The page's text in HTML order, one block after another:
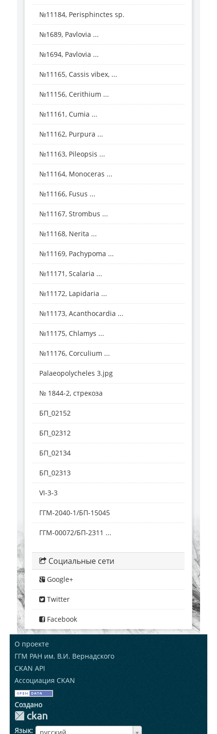
№11184, Perisphinctes sp.
№1689, Pavlovia ...
№1694, Pavlovia ...
№11165, Cassis vibex, ...
№11156, Cerithium ...
№11161, Cumia ...
№11162, Purpura ...
№11163, Pileopsis ...
№11164, Monoceras ...
№11166, Fusus ...
№11167, Strombus ...
№11168, Nerita ...
№11169, Pachypoma ...
№11171, Scalaria ...
№11172, Lapidaria ...
№11173, Acanthocardia ...
№11175, Chlamys ...
№11176, Corculium ...
Palaeopolycheles 3.jpg
№ 1844-2, стрекоза
БП_02152
БП_02312
БП_02134
БП_02313
VI-3-3
ГГМ-2040-1/БП-15045
ГГМ-00072/БП-2311 ...
Социальные сети
Google+
Twitter
Facebook
О проекте
ГГМ РАН им. В.И. Вернадского
CKAN API
Ассоциация CKAN
Создано
Язык ЯзыкЯзык